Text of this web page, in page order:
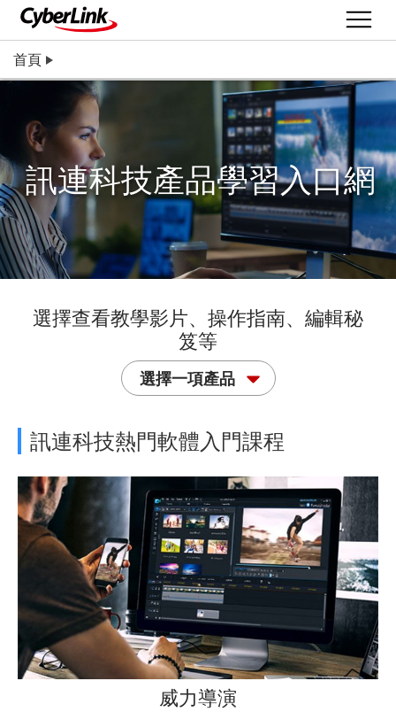
首頁
訊連科技產品學習入口網
選擇查看教學影片、操作指南、編輯秘
笈等
選擇一項產品
訊連科技熱門軟體入門課程
威力導演